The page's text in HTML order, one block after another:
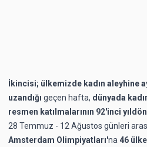
İkincisi; ülkemizde kadın aleyhine
uzandığı geçen hafta, dünyada
resmen katılmalarının 92'inci
28 Temmuz - 12 Ağustos günleri
Amsterdam Olimpiyatları'na 46